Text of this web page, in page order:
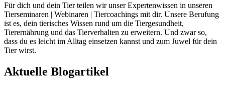
Für dich und dein Tier teilen wir unser Expertenwissen in unseren
Tierseminaren | Webinaren | Tiercoachings mit dir. Unsere Berufung
ist es, dein tierisches Wissen rund um die Tiergesundheit,
Tierernährung und das Tierverhalten zu erweitern. Und zwar so,
dass du es leicht im Alltag einsetzen kannst und zum Juwel für dein
Tier wirst.
Aktuelle Blogartikel